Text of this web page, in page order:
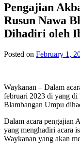
Pengajian
Rusun Nawa
Dihadiri oleh
Posted on February 1,
Waykanan – Dalam
februari 2023 di yang di
Blambangan Umpu
Dalam acara pengajian
yang menghadiri acara
Waykanan yang akan